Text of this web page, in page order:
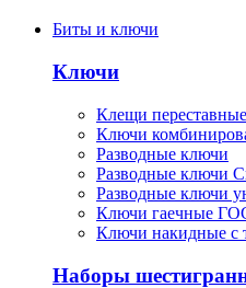
Биты и ключи
Ключи
Клещи
Ключи
Разводные ключи
Разводные ключи
Разводные ключи
Ключи гаечные
Ключи накидные с
Наборы